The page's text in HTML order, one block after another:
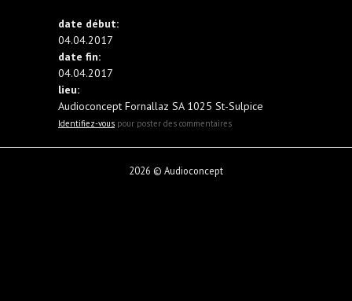
date début:
04.04.2017
date fin:
04.04.2017
lieu:
Audioconcept Fornallaz SA 1025 St-Sulpice
Identifiez-vous pour poster des commentaires
2026 © Audioconcept